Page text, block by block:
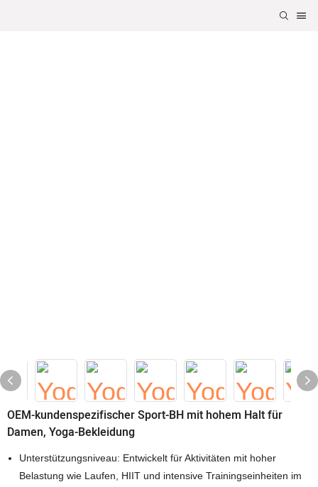
OEM-kundenspezifischer Sport-BH mit hohem Halt für
Damen, Yoga-Bekleidung
Unterstützungsniveau: Entwickelt für Aktivitäten mit hoher
Belastung wie Laufen, HIIT und intensive Trainingseinheiten im